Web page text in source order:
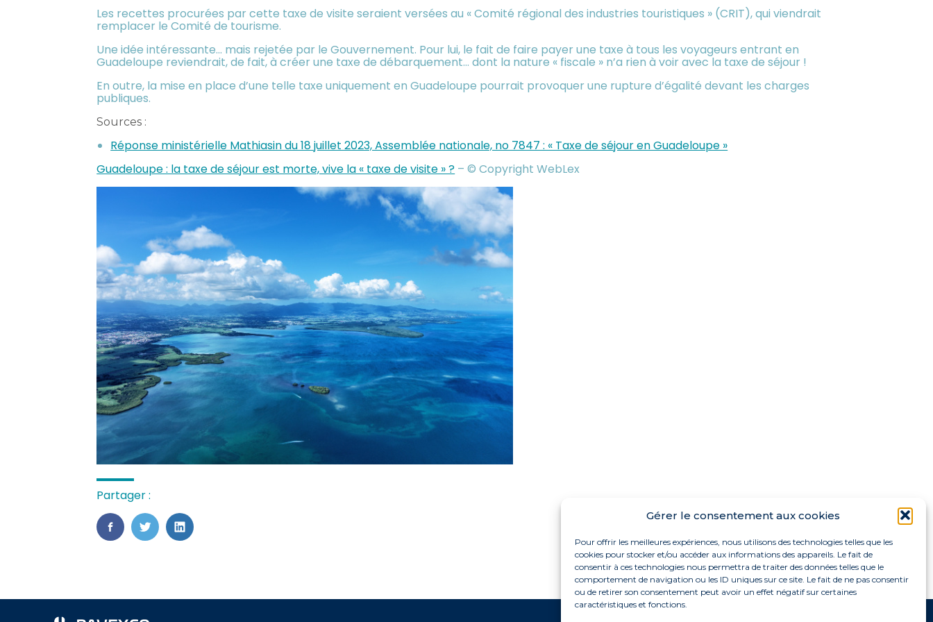
Gérer le consentement aux cookies
Pour offrir les meilleures expériences, nous utilisons des technologies telles que les
cookies pour stocker et/ou accéder aux informations des appareils. Le fait de
consentir à ces technologies nous permettra de traiter des données telles que le
comportement de navigation ou les ID uniques sur ce site. Le fait de ne pas consentir
ou de retirer son consentement peut avoir un effet négatif sur certaines
caractéristiques et fonctions.
Les recettes procurées par cette taxe de visite seraient versées au « Comité régional des industries touristiques » (CRIT), qui viendrait
remplacer le Comité de tourisme.
Une idée intéressante… mais rejetée par le Gouvernement. Pour lui, le fait de faire payer une taxe à tous les voyageurs entrant en
Guadeloupe reviendrait, de fait, à créer une taxe de débarquement… dont la nature « fiscale » n’a rien à voir avec la taxe de séjour !
En outre, la mise en place d’une telle taxe uniquement en Guadeloupe pourrait provoquer une rupture d’égalité devant les charges
publiques.
Sources :
Réponse ministérielle Mathiasin du 18 juillet 2023, Assemblée nationale, no 7847 : « Taxe de séjour en Guadeloupe »
Guadeloupe : la taxe de séjour est morte, vive la « taxe de visite » ? – © Copyright WebLex
Partager :
FaceBook
TwitterLinkedIn